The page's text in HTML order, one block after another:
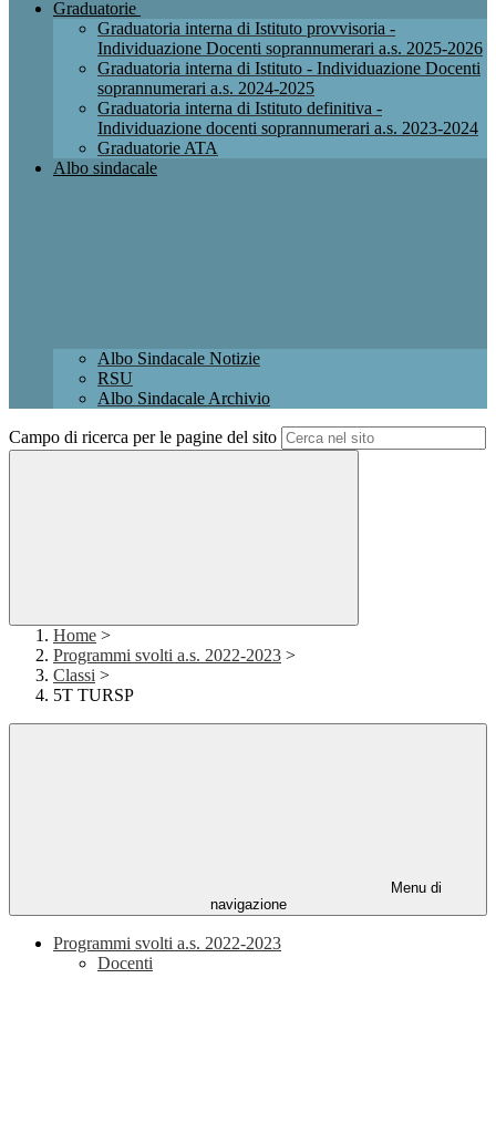
Graduatorie
Graduatoria interna di Istituto provvisoria -
Individuazione Docenti soprannumerari a.s. 2025-2026
Graduatoria interna di Istituto - Individuazione Docenti
soprannumerari a.s. 2024-2025
Graduatoria interna di Istituto definitiva -
Individuazione docenti soprannumerari a.s. 2023-2024
Graduatorie ATA
Albo sindacale
Albo Sindacale Notizie
RSU
Albo Sindacale Archivio
Campo di ricerca per le pagine del sito
Home >
Programmi svolti a.s. 2022-2023 >
Classi >
5T TURSP
Menu di
navigazione
Programmi svolti a.s. 2022-2023
Docenti